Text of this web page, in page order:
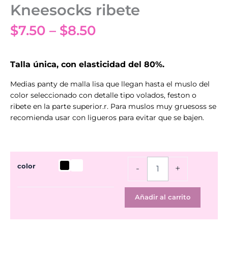
Kneesocks ribete
$7.50 – $8.50
$7.50
through
$8.50
Talla única, con elasticidad del 80%.
Medias panty de malla lisa que llegan hasta el muslo del
color seleccionado con detalle tipo volados, feston o
ribete en la parte superior.r. Para muslos muy gruesoss se
recomienda usar con ligueros para evitar que se bajen.
color -
ribete
cantidad
+
Añadir al carrito